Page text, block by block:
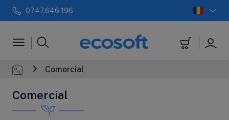
0747.646.196
Comercial
Comercial